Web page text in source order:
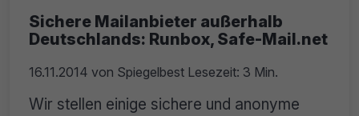
Sichere Mailanbieter außerhalb
Deutschlands: Runbox, Safe-Mail.net
16.11.2014 von Spiegelbest Lesezeit: 3 Min.
Wir stellen einige sichere und anonyme